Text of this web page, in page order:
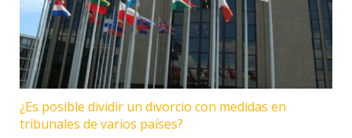
¿Es posible dividir un divorcio con medidas en
tribunales de varios países?